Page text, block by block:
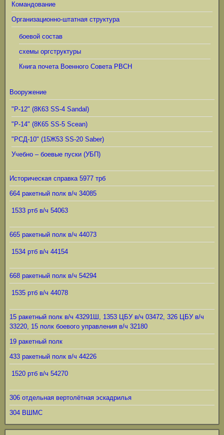
Командование
Организационно-штатная структура
боевой состав
схемы оргструктуры
Книга почета Военного Совета РВСН
Вооружение
"Р-12" (8К63 SS-4 Sandal)
"Р-14" (8К65 SS-5 Scean)
"РСД-10" (15Ж53 SS-20 Saber)
Учебно – боевые пуски (УБП)
Историческая справка 5977 трб
664 ракетный полк в/ч 34085
1533 ртб в/ч 54063
665 ракетный полк в/ч 44073
1534 ртб в/ч 44154
668 ракетный полк в/ч 54294
1535 ртб в/ч 44078
15 ракетный полк в/ч 43291Ш, 1353 ЦБУ в/ч 03472, 326 ЦБУ в/ч
33220, 15 полк боевого управления в/ч 32180
19 ракетный полк
433 ракетный полк в/ч 44226
1520 ртб в/ч 54270
306 отдельная вертолётная эскадрилья
304 ВШМС